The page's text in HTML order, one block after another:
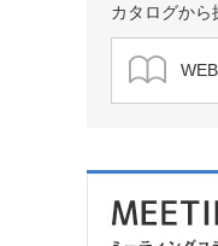
カタログから